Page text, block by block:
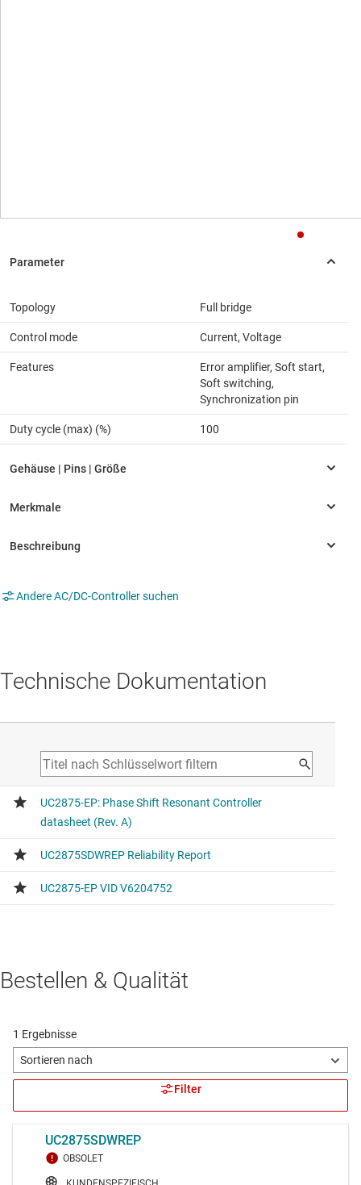
Topology Full bridge
Control mode Current, Voltage
Features
Error amplifier, Soft start,
Soft switching,
Synchronization pin
Duty cycle (max) (%) 100
Andere AC/DC-Controller suchen
Technische Dokumentation
Bestellen & Qualität